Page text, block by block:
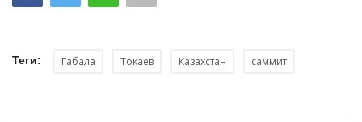
Теги: Габала Токаев Казахстан саммит